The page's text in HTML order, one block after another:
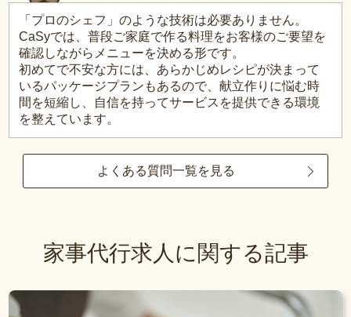
「プロのシェフ」のような技術は必要ありません。
CaSyでは、普段ご家庭で作る料理をお客様のご要望を
確認しながらメニューを決める形です。
初めてで不安な方には、あらかじめレシピが決まって
いるパッケージプランもあるので、献立作りに悩む時
間を短縮し、自信を持ってサービスを提供できる環境
を整えています。
よくある質問一覧を見る
家事代行求人に関する記事